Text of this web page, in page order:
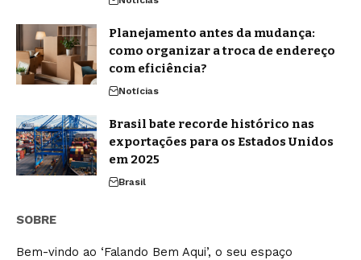
Planejamento antes da mudança:
como organizar a troca de endereço
com eficiência?
Notícias
Brasil bate recorde histórico nas
exportações para os Estados Unidos
em 2025
Brasil
SOBRE
Bem-vindo ao ‘Falando Bem Aqui’, o seu espaço